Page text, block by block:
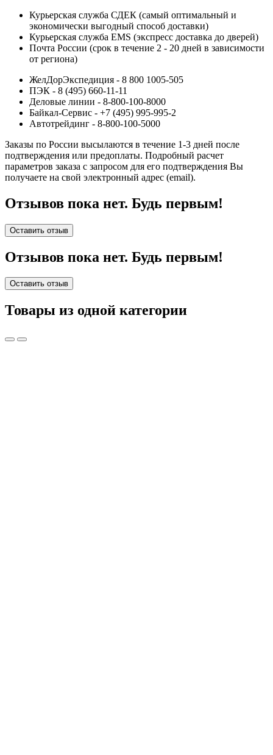
Курьерская служба СДЕК (самый оптимальный и
экономически выгодный способ доставки)
Курьерская служба EMS (экспресс доставка до дверей)
Почта России (срок в течение 2 - 20 дней в зависимости
от региона)
ЖелДорЭкспедиция - 8 800 1005-505
ПЭК - 8 (495) 660-11-11
Деловые линии - 8-800-100-8000
Байкал-Сервис - +7 (495) 995-995-2
Автотрейдинг - 8-800-100-5000
Заказы по России высылаются в течение 1-3 дней после
подтверждения или предоплаты. Подробный расчет
параметров заказа с запросом для его подтверждения Вы
получаете на свой электронный адрес (email).
Отзывов пока нет. Будь первым!
Оставить отзыв
Отзывов пока нет. Будь первым!
Оставить отзыв
Товары из одной категории